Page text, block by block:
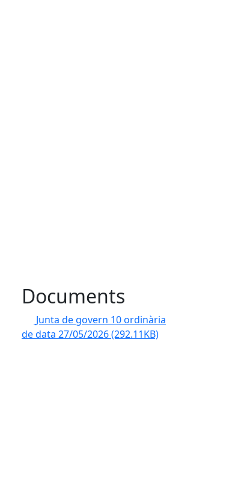
Documents
Junta de govern 10 ordinària
de data 27/05/2026(292.11KB)